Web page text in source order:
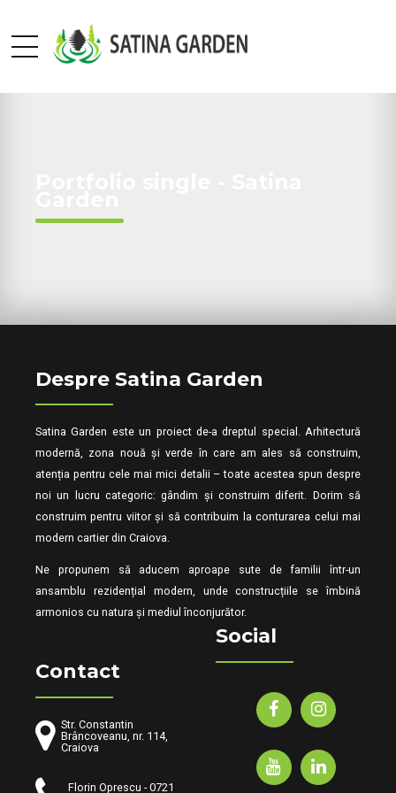
Despre Satina Garden
Satina Garden este un proiect de-a dreptul special. Arhitectură
modernă, zona nouă și verde în care am ales să construim,
atenția pentru cele mai mici detalii – toate acestea spun despre
noi un lucru categoric: gândim și construim diferit. Dorim să
construim pentru viitor și să contribuim la conturarea celui mai
modern cartier din Craiova.
Ne propunem să aducem aproape sute de familii într-un
ansamblu rezidențial modern, unde construcțiile se îmbină
armonios cu natura și mediul înconjurător.
Contact
Str. Constantin
Brâncoveanu, nr. 114,
Craiova
Florin Oprescu - 0721
Social